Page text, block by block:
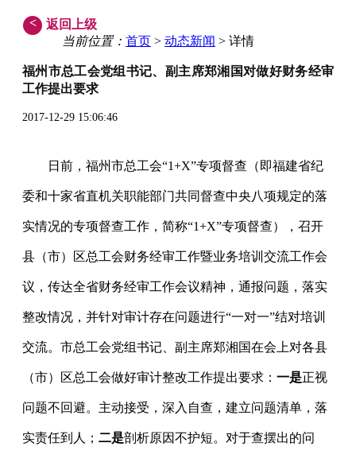
<
返回上级
当前位置： 首页 > 动态新闻 > 详情
福州市总工会党组书记、副主席郑湘国对做好财务经审
工作提出要求
2017-12-29 15:06:46
日前，福州市总工会“1+X”专项督查 （即福建省纪
委和十家省直机关职能部门共同督查中央八项规定的落
实情况的专项督查工作，简称“1+X”专项督查），召开
县（市）区总工会财务经审工作暨业务培训交流工作会
议，传达全省财务经审工作会议精神，通报问题，落实
整改情况，并针对审计存在问题进行“一对一”结对培训
交流。市总工会党组书记、副主席郑湘国在会上对各县
（市）区总工会做好审计整改工作提出要求： 一是正视
问题不回避。主动接受，深入自查，建立问题清单，落
实责任到人； 二是剖析原因不护短。对于查摆出的问